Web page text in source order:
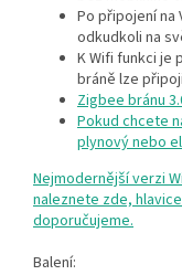
Po připojení
odkudkoli na
K Wifi funkci je
bráně lze
Zigbee bránu
Pokud chcete
plynový nebo
Nejmodernější verzi
naleznete zde,
doporučujeme.
Balení: